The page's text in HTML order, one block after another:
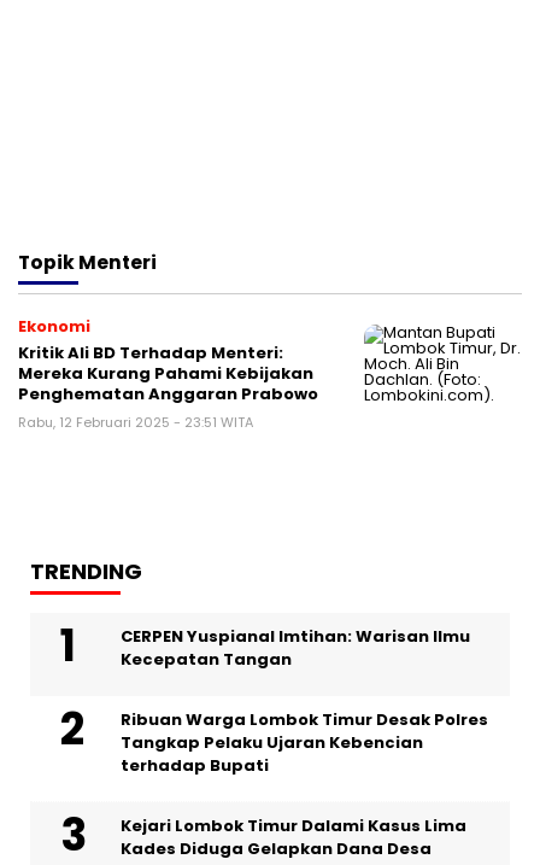
TopikMenteri
Ekonomi
Kritik Ali BD Terhadap Menteri:
Mereka Kurang Pahami Kebijakan
Penghematan Anggaran Prabowo
Rabu, 12 Februari 2025 - 23:51 WITA
TRENDING
CERPEN Yuspianal Imtihan: Warisan Ilmu
Kecepatan Tangan
Ribuan Warga Lombok Timur Desak Polres
Tangkap Pelaku Ujaran Kebencian
terhadap Bupati
Kejari Lombok Timur Dalami Kasus Lima
Kades Diduga Gelapkan Dana Desa